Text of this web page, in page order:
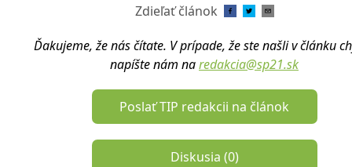
Zdieľať článok
Ďakujeme, že nás čítate. V prípade, že ste našli v článku
napíšte nám naredakcia@sp21.sk
Poslať TIP redakcii na článok
Diskusia (0)